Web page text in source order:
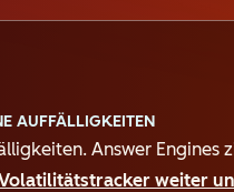
AUFFÄLLIGKEITEN
Answer Engines
weiter